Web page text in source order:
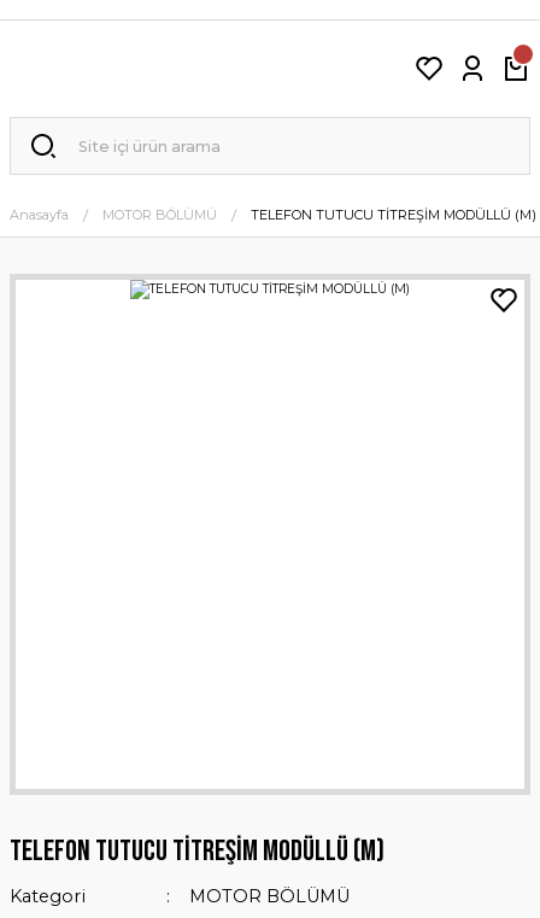
Anasayfa MOTOR BÖLÜMÜ TELEFON TUTUCU TİTREŞİM MODÜLLÜ (M)
TELEFON TUTUCU TİTREŞİM MODÜLLÜ (M)
Kategori
MOTOR BÖLÜMÜ